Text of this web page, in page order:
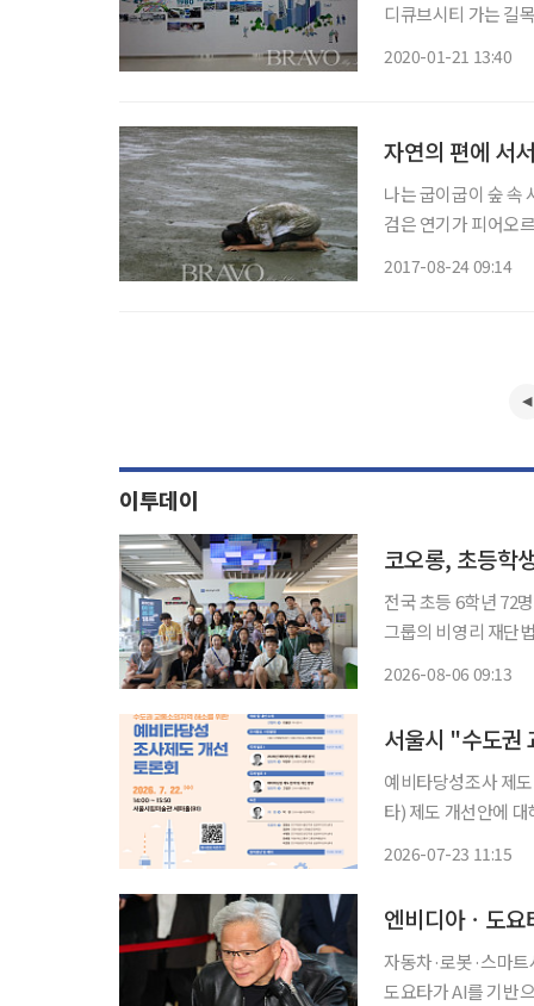
디큐브시티 가는 길
2020-01-21 13:40
자연의 편에 서
나는 굽이굽이 숲 속
검은 연기가 피어오
2017-08-24 09:14
이투데이
코오롱, 초등학
전국 초등 6학년 72명
그룹의 비영리 재단
2026-08-06 09:13
예비타당성조사 제도 개편 대응 위
타) 제도 개선안에
2026-07-23 11:15
엔비디아ㆍ도
자동차·로봇·스마
도요타가 AI를 기반으로 협력을 확대